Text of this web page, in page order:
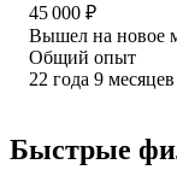
45 000 ₽
Вышел на новое
Общий опыт
22 года 9 месяцев
Быстрые